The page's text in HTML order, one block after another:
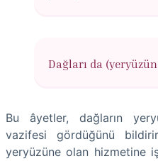
Dağları da
Bu âyetler, dağların
vazifesi gördüğünü
yeryüzüne olan hizmetine